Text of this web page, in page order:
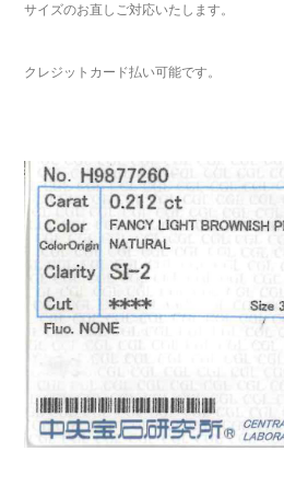
サイズのお直しご対応いたします。
クレジットカード払い可能です。